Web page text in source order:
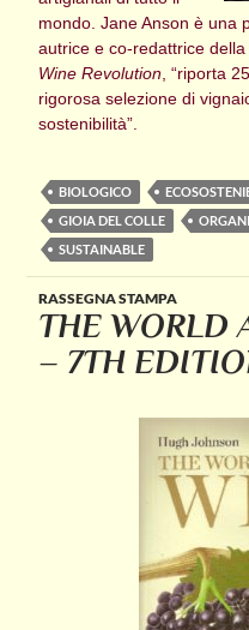
mondo. Jane Anson è una
autrice e co-redattrice
Wine Revolution, “riporta
rigorosa selezione di
sostenibilità”.
BIOLOGICO
GIOIA DEL COLLE
SUSTAINABLE
RASSEGNA STAMPA
THE WORLD
– 7TH